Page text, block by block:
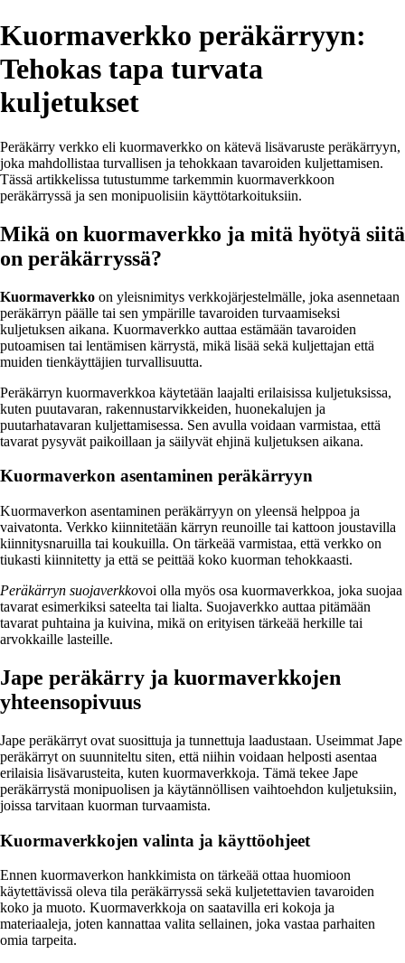
Kuormaverkko peräkärryyn:
Tehokas tapa turvata
kuljetukset
Peräkärry verkko eli kuormaverkko on kätevä lisävaruste peräkärryyn,
joka mahdollistaa turvallisen ja tehokkaan tavaroiden kuljettamisen.
Tässä artikkelissa tutustumme tarkemmin kuormaverkkoon
peräkärryssä ja sen monipuolisiin käyttötarkoituksiin.
Mikä on kuormaverkko ja mitä hyötyä siitä
on peräkärryssä?
Kuormaverkko on yleisnimitys verkkojärjestelmälle, joka asennetaan
peräkärryn päälle tai sen ympärille tavaroiden turvaamiseksi
kuljetuksen aikana. Kuormaverkko auttaa estämään tavaroiden
putoamisen tai lentämisen kärrystä, mikä lisää sekä kuljettajan että
muiden tienkäyttäjien turvallisuutta.
Peräkärryn kuormaverkkoa käytetään laajalti erilaisissa kuljetuksissa,
kuten puutavaran, rakennustarvikkeiden, huonekalujen ja
puutarhatavaran kuljettamisessa. Sen avulla voidaan varmistaa, että
tavarat pysyvät paikoillaan ja säilyvät ehjinä kuljetuksen aikana.
Kuormaverkon asentaminen peräkärryyn
Kuormaverkon asentaminen peräkärryyn on yleensä helppoa ja
vaivatonta. Verkko kiinnitetään kärryn reunoille tai kattoon joustavilla
kiinnitysnaruilla tai koukuilla. On tärkeää varmistaa, että verkko on
tiukasti kiinnitetty ja että se peittää koko kuorman tehokkaasti.
Peräkärryn suojaverkkovoi olla myös osa kuormaverkkoa, joka suojaa
tavarat esimerkiksi sateelta tai lialta. Suojaverkko auttaa pitämään
tavarat puhtaina ja kuivina, mikä on erityisen tärkeää herkille tai
arvokkaille lasteille.
Jape peräkärry ja kuormaverkkojen
yhteensopivuus
Jape peräkärryt ovat suosittuja ja tunnettuja laadustaan. Useimmat Jape
peräkärryt on suunniteltu siten, että niihin voidaan helposti asentaa
erilaisia lisävarusteita, kuten kuormaverkkoja. Tämä tekee Jape
peräkärrystä monipuolisen ja käytännöllisen vaihtoehdon kuljetuksiin,
joissa tarvitaan kuorman turvaamista.
Kuormaverkkojen valinta ja käyttöohjeet
Ennen kuormaverkon hankkimista on tärkeää ottaa huomioon
käytettävissä oleva tila peräkärryssä sekä kuljetettavien tavaroiden
koko ja muoto. Kuormaverkkoja on saatavilla eri kokoja ja
materiaaleja, joten kannattaa valita sellainen, joka vastaa parhaiten
omia tarpeita.